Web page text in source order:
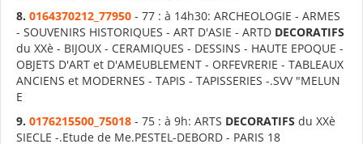
8. 0164370212_77950 - 77 : à 14h30: ARCHEOLOGIE - ARMES
- SOUVENIRS HISTORIQUES - ART D'ASIE - ARTD DECORATIFS
du XXè - BIJOUX - CERAMIQUES - DESSINS - HAUTE EPOQUE -
OBJETS D'ART et D'AMEUBLEMENT - ORFEVRERIE - TABLEAUX
ANCIENS et MODERNES - TAPIS - TAPISSERIES -.SVV "MELUN
E
9. 0176215500_75018 - 75 : à 9h: ARTS DECORATIFS du XXè
SIECLE -.Etude de Me.PESTEL-DEBORD - PARIS 18